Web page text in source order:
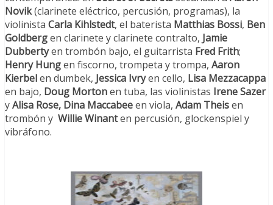
Novik(clarinete eléctrico, percusión, programas), la
violinista Carla Kihlstedt, el baterista Matthias Bossi, Ben
Goldbergen clarinete y clarinete contralto, Jamie
Dubbertyen trombón bajo, el guitarrista Fred Frith;
Henry Hungen fiscorno, trompeta y trompa, Aaron
Kierbelen dumbek, Jessica Ivryen cello, Lisa Mezzacappa
en bajo, Doug Mortonen tuba, las violinistas Irene Sazer
yAlisa Rose, Dina Maccabeeen viola, Adam Theisen
trombón y Willie Winanten percusión, glockenspiel y
vibráfono.